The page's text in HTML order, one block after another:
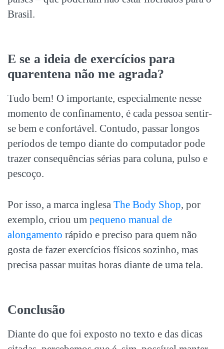
Brasil.
E se a ideia de exercícios para
quarentena não me agrada?
Tudo bem! O importante, especialmente nesse
momento de confinamento, é cada pessoa sentir-
se bem e confortável. Contudo, passar longos
períodos de tempo diante do computador pode
trazer consequências sérias para coluna, pulso e
pescoço.
Por isso, a marca inglesa The Body Shop, por
exemplo, criou um pequeno manual de
alongamento rápido e preciso para quem não
gosta de fazer exercícios físicos sozinho, mas
precisa passar muitas horas diante de uma tela.
Conclusão
Diante do que foi exposto no texto e das dicas